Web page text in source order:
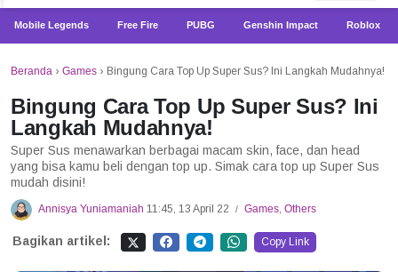
Mobile Legends Free Fire PUBG Genshin Impact Roblox
Beranda › Games › Bingung Cara Top Up Super Sus? Ini Langkah Mudahnya!
Bingung Cara Top Up Super Sus? Ini
Langkah Mudahnya!
Super Sus menawarkan berbagai macam skin, face, dan head
yang bisa kamu beli dengan top up. Simak cara top up Super Sus
mudah disini!
Annisya Yuniamaniah 11:45, 13 April 22 / Games, Others
Bagikan artikel: Copy Link